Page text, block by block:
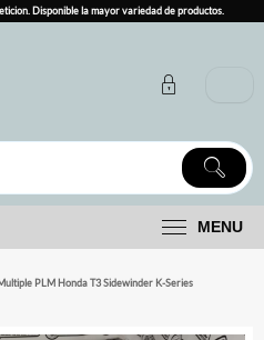
Disponible la mayor variedad de productos.
MENU
PLM Honda T3 Sidewinder K-Series